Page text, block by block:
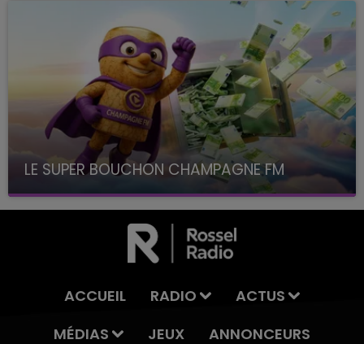
LE SUPER BOUCHON CHAMPAGNE FM
avec La Famille Champagne FM, à 8H10
ACCUEIL RADIO
ACTUS
MÉDIAS
JEUX ANNONCEURS